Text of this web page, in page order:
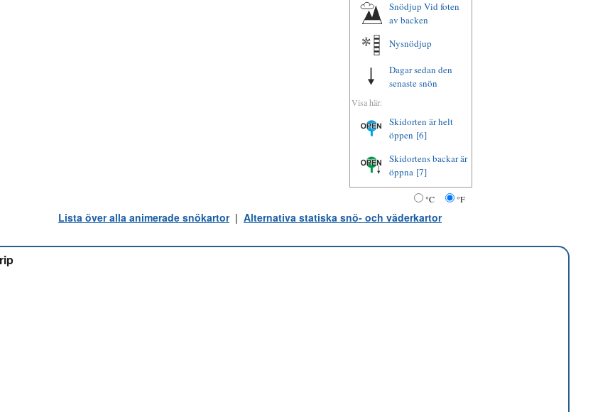
Snödjup Vid foten
av backen
Nysnödjup
Dagar sedan den
senaste snön
Visa här:
Skidorten är helt
öppen [6]
Skidortens backar är
öppna [7]
°C °F
Lista över alla animerade snökartor| Alternativa statiska snö- och väderkartor